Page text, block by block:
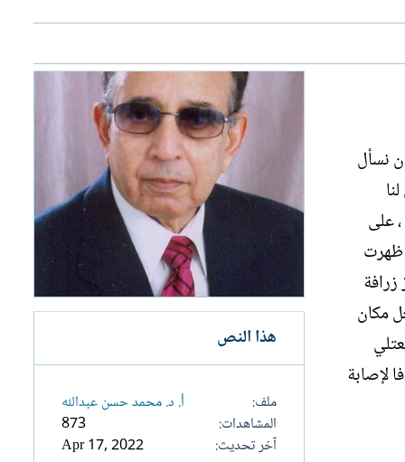
نسأل
على
ظهرت
مكان
لإصابة
هذا النص
ملف
أ. د. محمد حسن عبدالله
المشاهدات
873
آخر تحديث
Apr 17, 2022